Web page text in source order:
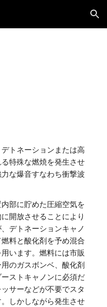
Skip to navigation
トネーションまたは高
特殊な燃焼を発生させ
な爆音すなわち衝撃波
部に貯めた圧縮空気を
開放させることにより
デトネーションキャノ
料と酸化剤を予め混合
います。燃料には市販
のガスボンベ、酸化剤
ストキャノンに必須だ
サーなどが不要でスタ
しかしながら発生させ